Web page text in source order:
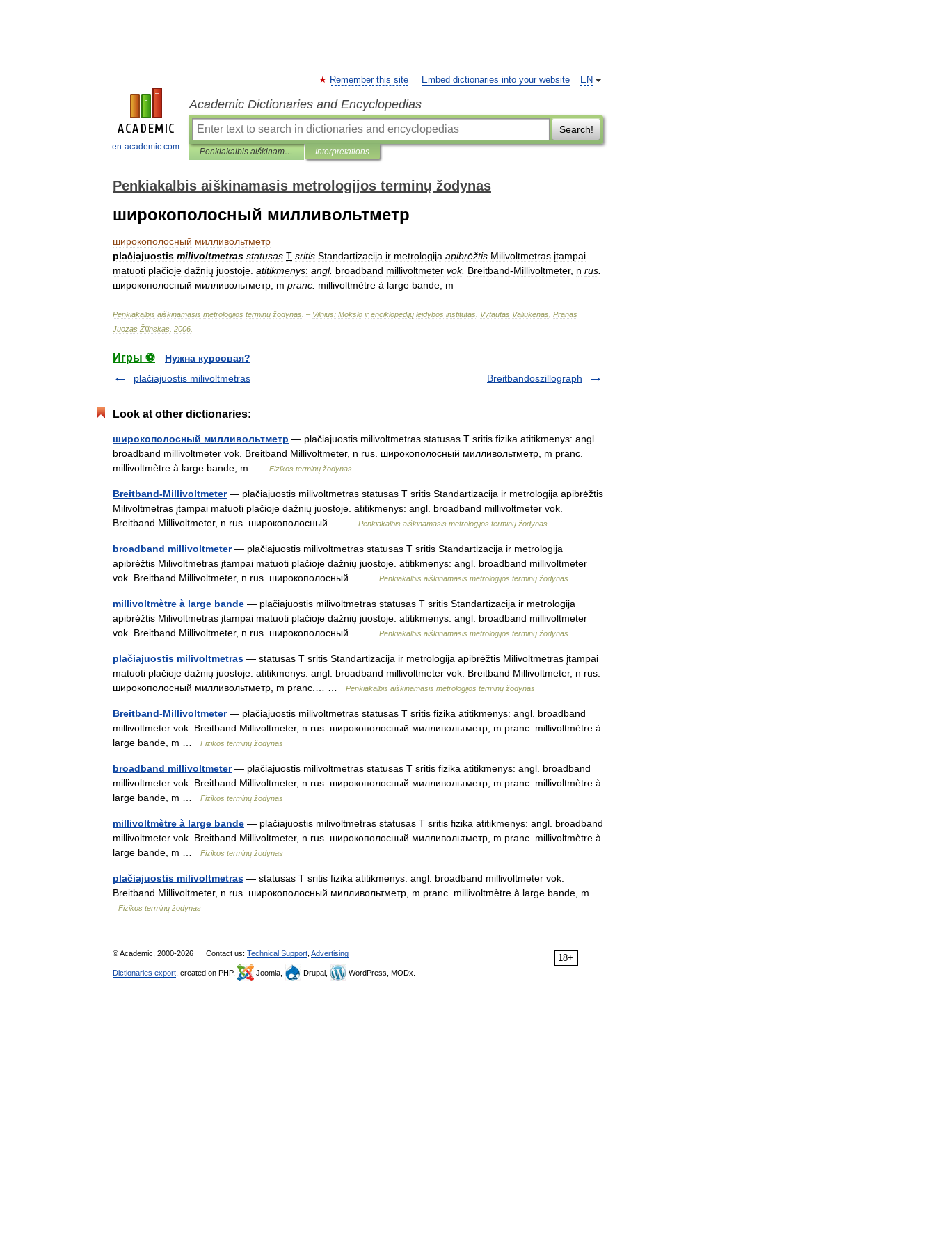
en-academic.com
EN
Remember this site Embed dictionaries into your website
Academic Dictionaries and Encyclopedias
Search!
Penkiakalbis aiškinamasis metrologijos terminų žodynas Interpretations
Penkiakalbis aiškinamasis metrologijos terminų žodynas
широкополосный милливольтметр
широкополосный милливольтметр
plačiajuostis milivoltmetras statusas T sritis Standartizacija ir metrologija apibrėžtis Milivoltmetras įtampai
matuoti plačioje dažnių juostoje atitikmenys: angl. broadband millivoltmeter vok. Breitband-Millivoltmeter, n rus
широкополосный милливольтметр m pranc millivoltmètre à large bande m
Penkiakalbis aiškinamasis metrologijos terminų žodynas . – Vilnius: Mokslo ir enciklopedijų leidybos institutas Vytautas Valiukėnas Pranas
Juozas Žilinskas 2006
Игры ⚽
Нужна курсовая?
plačiajuostis milivoltmetras
Breitbandoszillograph
Look at other dictionaries:
широкополосный милливольтметр — plačiajuostis milivoltmetras statusas T sritis fizika atitikmenys: angl.
broadband millivoltmeter vok. Breitband Millivoltmeter, n rus. широкополосный милливольтметр, m pranc.
millivoltmètre à large bande, m …
Fizikos terminų žodynas
Breitband-Millivoltmeter— plačiajuostis milivoltmetras statusas T sritis Standartizacija ir metrologija apibrėžtis
Milivoltmetras įtampai matuoti plačioje dažnių juostoje. atitikmenys: angl. broadband millivoltmeter vok.
Breitband Millivoltmeter, n rus. широкополосный… …
Penkiakalbis aiškinamasis metrologijos terminų žodynas
broadband millivoltmeter— plačiajuostis milivoltmetras statusas T sritis Standartizacija ir metrologija
apibrėžtis Milivoltmetras įtampai matuoti plačioje dažnių juostoje. atitikmenys: angl. broadband millivoltmeter
vok. Breitband Millivoltmeter, n rus. широкополосный… …
Penkiakalbis aiškinamasis metrologijos terminų žodynas
millivoltmètre à large bande — plačiajuostis milivoltmetras statusas T sritis Standartizacija ir metrologija
apibrėžtis Milivoltmetras įtampai matuoti plačioje dažnių juostoje. atitikmenys: angl. broadband millivoltmeter
vok. Breitband Millivoltmeter, n rus. широкополосный… …
Penkiakalbis aiškinamasis metrologijos terminų žodynas
plačiajuostis milivoltmetras — statusas T sritis Standartizacija ir metrologija apibrėžtis Milivoltmetras įtampai
matuoti plačioje dažnių juostoje. atitikmenys: angl. broadband millivoltmeter vok. Breitband Millivoltmeter, n rus.
широкополосный милливольтметр, m pranc.… …
Penkiakalbis aiškinamasis metrologijos terminų žodynas
Breitband-Millivoltmeter— plačiajuostis milivoltmetras statusas T sritis fizika atitikmenys: angl. broadband
millivoltmeter vok. Breitband Millivoltmeter, n rus. широкополосный милливольтметр, m pranc. millivoltmètre à
large bande, m …
Fizikos terminų žodynas
broadband millivoltmeter— plačiajuostis milivoltmetras statusas T sritis fizika atitikmenys: angl. broadband
millivoltmeter vok. Breitband Millivoltmeter, n rus. широкополосный милливольтметр, m pranc. millivoltmètre à
large bande, m …
Fizikos terminų žodynas
millivoltmètre à large bande — plačiajuostis milivoltmetras statusas T sritis fizika atitikmenys: angl. broadband
millivoltmeter vok. Breitband Millivoltmeter, n rus. широкополосный милливольтметр, m pranc. millivoltmètre à
large bande, m …
Fizikos terminų žodynas
plačiajuostis milivoltmetras — statusas T sritis fizika atitikmenys: angl. broadband millivoltmeter vok.
Breitband Millivoltmeter, n rus. широкополосный милливольтметр, m pranc. millivoltmètre à large bande, m …
Fizikos terminų žodynas
18+
© Academic, 2000-2026 Contact us: Technical Support Advertising
Dictionaries export , created on PHP, Joomla, Drupal, WordPress, MODx.